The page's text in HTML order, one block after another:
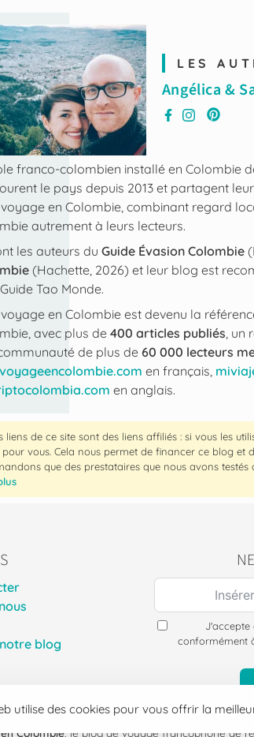
LES
Angélica &
franco-colombien installé en Colombie
le pays depuis 2013 et partagent
en Colombie, combinant regard
autrement à leurs lecteurs.
les auteurs du Guide Évasion Colombie
(Hachette, 2026) et leur blog est
Tao Monde.
en Colombieest devenu la
avec plus de 400 articles publiés ,
de plus de 60 000 lecteurs
en français,
en anglais.
liens de ce site sont des liens affiliés : si vous les
pour vous. Cela nous permet de financer ce blog
que des prestataires que nous avons
blog
J'accepte
conformément
Colombie , le blog de voyage francophone de
utilise des cookies pour vous offrir la